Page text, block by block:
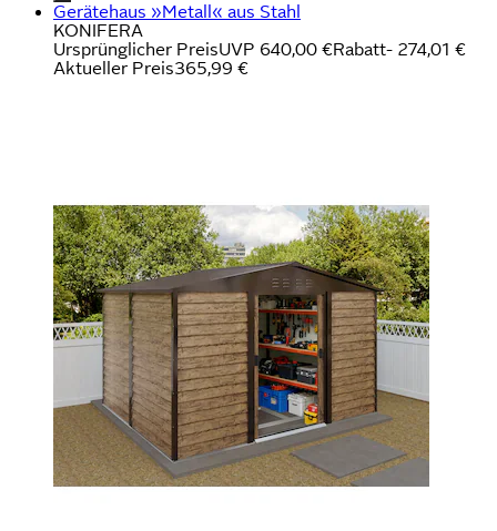
Gerätehaus »Metall« aus Stahl
KONIFERA
Ursprünglicher PreisUVP 640,00 €Rabatt- 274,01 €
Aktueller Preis365,99 €